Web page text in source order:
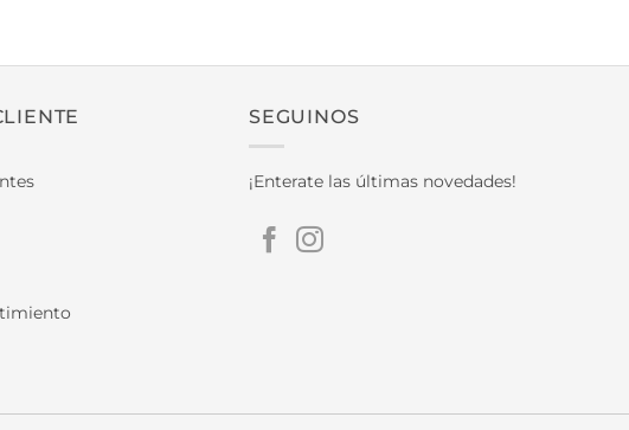
SEGUINOS
¡Enterate las últimas novedades!